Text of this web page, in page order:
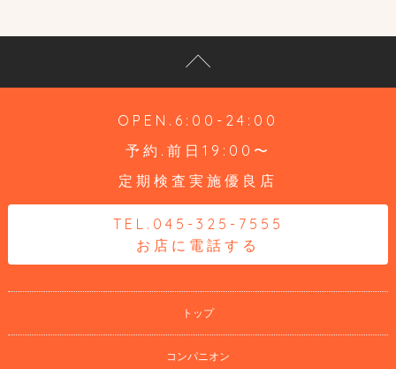
OPEN.6:00-24:00
予約.前日19:00〜
定期検査実施優良店
TEL.045-325-7555
お店に電話する
トップ
コンパニオン